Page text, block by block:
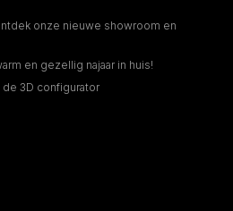
onze nieuwe showroom en
en gezellig najaar in huis!
3D configurator